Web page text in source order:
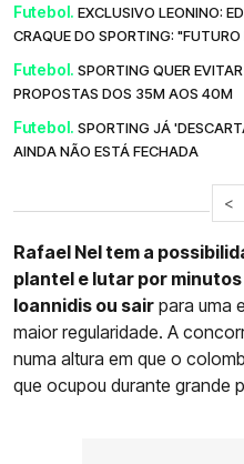
Futebol. EXCLUSIVO LEONINO:
CRAQUE DO SPORTING:
Futebol. SPORTING QUER
PROPOSTAS DOS 35M AOS 40M
Futebol. SPORTING JÁ
AINDA NÃO ESTÁ FECHADA
<
Rafael Nel tem a
plantel e lutar por
Ioannidis ou sair para uma
maior regularidade. A
numa altura em que o
que ocupou durante grande